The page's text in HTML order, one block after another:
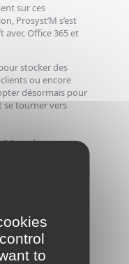
sur ces
Prosyst’M s’est
avec Office 365 et
stocker des
ou encore
désormais pour
se tourner vers
est devenu
et s’est agréé
to